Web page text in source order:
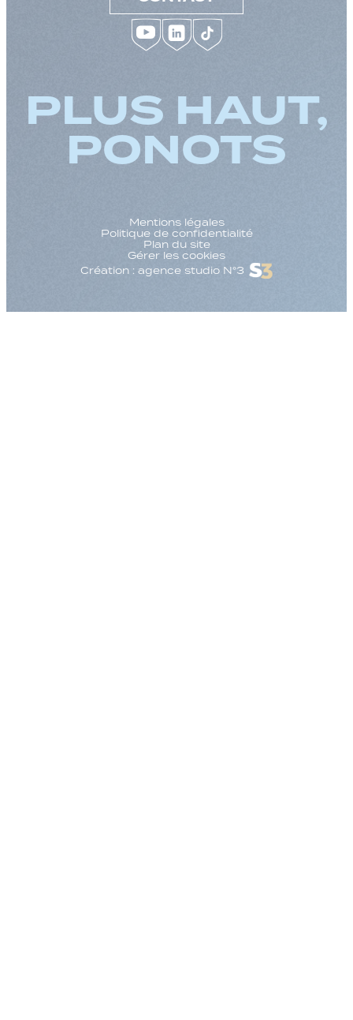
PLUS HAUT,
PONOTS
Mentions légales
Politique de confidentialité
Plan du site
Gérer les cookies
Création : agence studio N°3